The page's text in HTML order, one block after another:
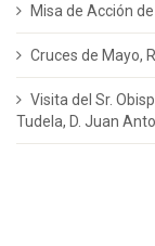
Misa de Acción
Cruces de Mayo,
Visita del Sr.
Tudela, D. Juan